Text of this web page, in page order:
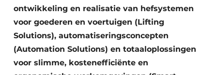
ontwikkeling en realisatie van hefsystemen
voor goederen en voertuigen (Lifting
Solutions), automatiseringsconcepten
(Automation Solutions) en totaaloplossingen
voor slimme, kostenefficiënte en